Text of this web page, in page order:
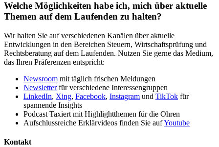
Welche Möglichkeiten habe ich, mich über aktuelle
Themen auf dem Laufenden zu halten?
Wir halten Sie auf verschiedenen Kanälen über aktuelle
Entwicklungen in den Bereichen Steuern, Wirtschaftsprüfung und
Rechtsberatung auf dem Laufenden. Nutzen Sie gerne das Medium,
das Ihren Präferenzen entspricht:
Newsroom mit täglich frischen Meldungen
Newsletterfür verschiedene Interessengruppen
LinkedIn, Xing, Facebook, Instagram und TikTok für
spannende Insights
Podcast Taxiert mit Highlightthemen für die Ohren
Aufschlussreiche Erklärvideos finden Sie aufYoutube
Kontakt